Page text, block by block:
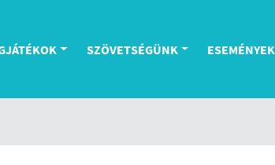
SZÖVETSÉGÜNK ESEMÉNYEK